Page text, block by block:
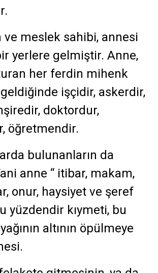
ve meslek sahibi, annesi
yerlere gelmiştir. Anne,
her ferdin mihenk
geldiğinde işçidir, askerdir,
doktordur,
öğretmendir.
bulunanların da
anne “ itibar, makam,
onur, haysiyet ve şeref
yüzdendir kıymeti, bu
altının öpülmeye